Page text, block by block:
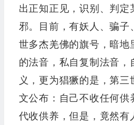
出正知正见，识别、判定
邪。目前，有妖人、骗子
世多杰羌佛的旗号，暗地
的法音，私自复制法音，
义，更为猖獗的是，第三
文公布：自己不收任何供
代收供养，但是，竟然有